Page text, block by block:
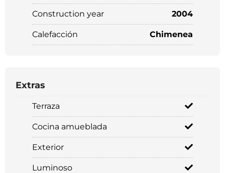
Construction year 2004
Calefacción Chimenea
Extras
Terraza
Cocina amueblada
Exterior
Luminoso